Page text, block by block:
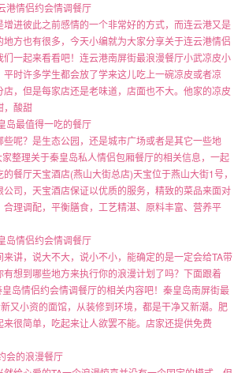
港情侣约会情调餐厅
进彼此之前感情的一个非常好的方式，而连云港又是
方也有很多，今天小编就为大家分享关于连云港情侣
一起来看看吧！连云港南屏街最浪漫餐厅小武凉皮小
时许多学生都会放了学来这儿吃上一碗凉皮或者凉
，但是每家店还是老味道，店面也不大。他家的凉皮
，酸甜
岛最值得一吃的餐厅
呢？是生态公园，还是城市广场或者是其它一些地
整理关于秦皇岛私人情侣包厢餐厅的相关信息，一起
餐厅天宝酒店(燕山大街总店)天宝位于燕山大街1号，
司，天宝酒店保证以优质的服务，精致的菜品来面对
理调配，平衡膳食，工艺精湛、原料丰富、营养平
岛情侣约会情调餐厅
讲，说大不大，说小不小，能确定的是一定会给TA带
想到哪些地方来执行你的浪漫计划了吗？下面跟着
岛情侣约会情调餐厅的相关内容吧！秦皇岛南屏街最
又小资的面馆，从装修到环境，都是干净又新潮。肥
很简单，吃起来让人欲罢不能。店家还提供免费
会的浪漫餐厅